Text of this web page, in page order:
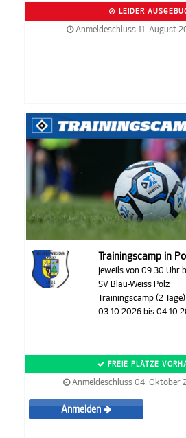
LEIDER
Anmeldeschluss 11. August
Trainingscamp in
jeweils von 09.30 Uhr
SV Blau-Weiss Polz
Trainingscamp (2 Tage)
03.10.2026 bis
FREIE PLÄTZE
Anmeldeschluss 04. Oktober
Anmelden